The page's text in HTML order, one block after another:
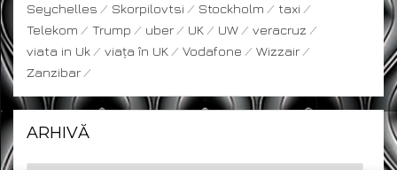
Seychelles
Skorpilovtsi Stockholm
taxi
Telekom
Trump uber UK UW
veracruz
viata in Uk
viața în UK Vodafone
Wizzair
Zanzibar
ARHIVĂ